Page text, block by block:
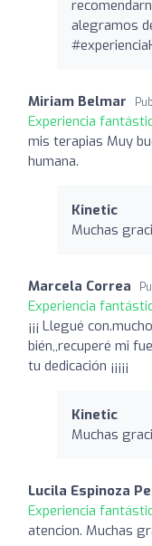
alegramos
Miriam Belmar
Experiencia
mis terapias Muy
humana.
Kinetic
Muchas
Marcela Correa
Experiencia
¡¡¡ Llegué
bién,,recuperé mi
tu dedicación ¡¡¡¡¡
Kinetic
Muchas
Lucila Espinoza
Experiencia
atencion. Muchas